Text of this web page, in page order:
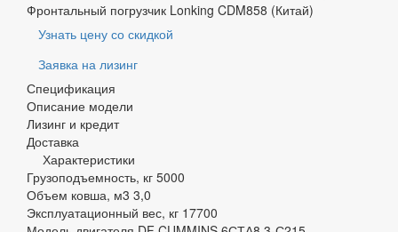
Фронтальный погрузчик Lonking CDM858 (Китай)
Узнать цену со скидкой
Заявка на лизинг
Спецификация
Описание модели
Лизинг и кредит
Доставка
Характеристики
Грузоподъемность, кг 5000
Объем ковша, м3 3,0
Эксплуатационный вес, кг 17700